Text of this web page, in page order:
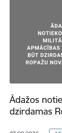
Ādažos
dzirdamas